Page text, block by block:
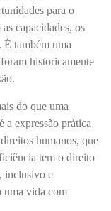
para o
capacidades, os
É também uma
historicamente
do que uma
a expressão prática
humanos, que
tem o direito
inclusivo e
uma vida com